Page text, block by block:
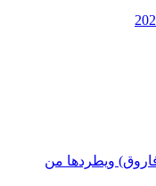
ويطردها من